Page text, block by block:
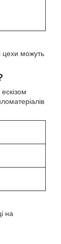
цехи можуть
на